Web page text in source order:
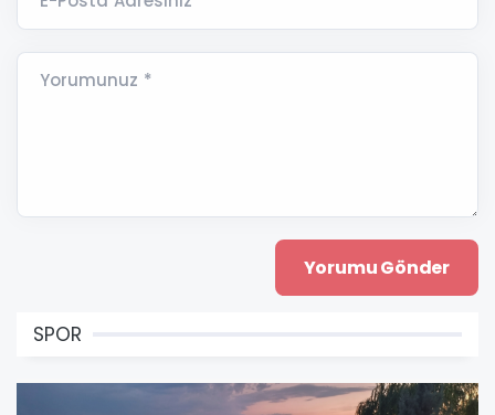
Yorumunuz *
SPOR